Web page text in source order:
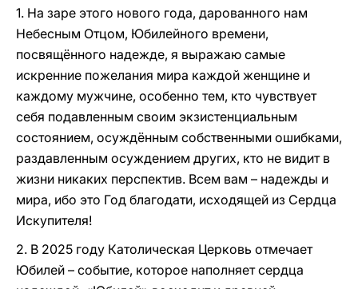
1. На заре этого нового года, дарованного нам
Небесным Отцом, Юбилейного времени,
посвящённого надежде, я выражаю самые
искренние пожелания мира каждой женщине и
каждому мужчине, особенно тем, кто чувствует
себя подавленным своим экзистенциальным
состоянием, осуждённым собственными ошибками,
раздавленным осуждением других, кто не видит в
жизни никаких перспектив. Всем вам – надежды и
мира, ибо это Год благодати, исходящей из Сердца
Искупителя!
2. В 2025 году Католическая Церковь отмечает
Юбилей – событие, которое наполняет сердца